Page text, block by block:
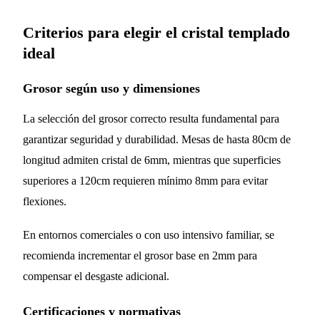
Criterios para elegir el cristal templado
ideal
Grosor según uso y dimensiones
La selección del grosor correcto resulta fundamental para
garantizar seguridad y durabilidad. Mesas de hasta 80cm de
longitud admiten cristal de 6mm, mientras que superficies
superiores a 120cm requieren mínimo 8mm para evitar
flexiones.
En entornos comerciales o con uso intensivo familiar, se
recomienda incrementar el grosor base en 2mm para
compensar el desgaste adicional.
Certificaciones y normativas